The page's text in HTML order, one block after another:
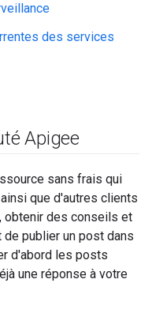
des services
Apigee
sans frais qui
que d'autres clients
obtenir des conseils et
publier un post dans
d'abord les posts
une réponse à votre